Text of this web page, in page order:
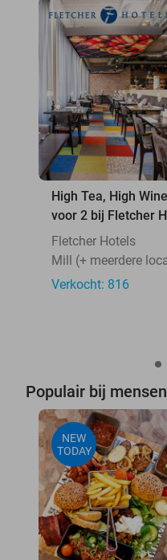
High Tea, High
voor 2 bij Fletcher
Fletcher Hotels
Mill (+ meerdere
Verkocht: 816
Populair bij
NEW
TODAY